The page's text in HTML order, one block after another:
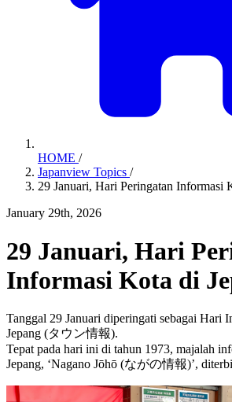
HOME /
Japanview Topics /
29 Januari, Hari Peringatan Informasi
January 29th, 2026
29 Januari, Hari
Informasi Kota di
Tanggal 29 Januari diperingati sebagai Hari
Jepang (タウン情報).
Tepat pada hari ini di tahun 1973, majalah
Jepang, ‘Nagano Jōhō (ながの情報)’,